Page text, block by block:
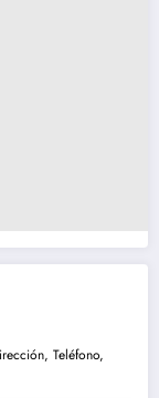
Teléfono,